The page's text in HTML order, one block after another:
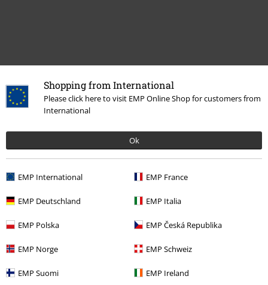
Shopping from International
Please click here to visit EMP Online Shop for customers from
International
Ok
EMP International EMP France
EMP Deutschland EMP Italia
EMP Polska EMP Česká Republika
EMP Norge EMP Schweiz
EMP Suomi EMP Ireland